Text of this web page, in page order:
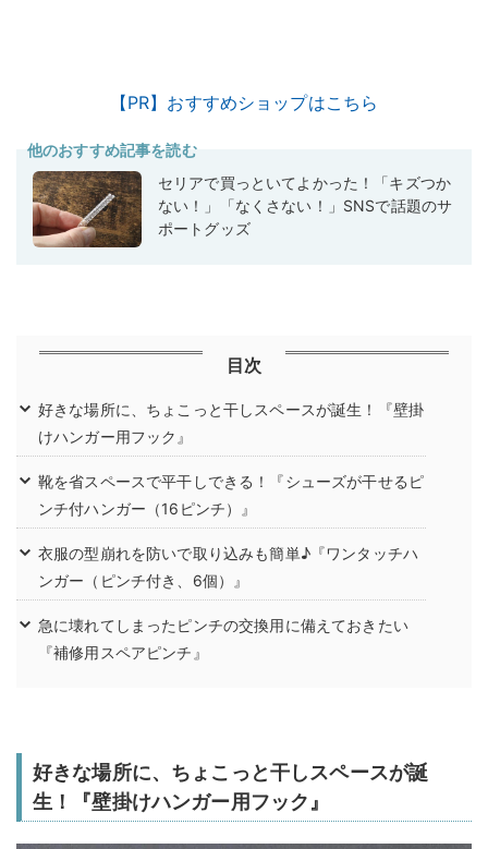
【PR】おすすめショップはこちら
他のおすすめ記事を読む
セリアで買っといてよかった！「キズつか
ない！」「なくさない！」SNSで話題のサ
ポートグッズ
目次
好きな場所に、ちょこっと干しスペースが誕生！『壁掛
けハンガー用フック』
靴を省スペースで平干しできる！『シューズが干せるピ
ンチ付ハンガー（16ピンチ）』
衣服の型崩れを防いで取り込みも簡単♪『ワンタッチハ
ンガー（ピンチ付き、6個）』
急に壊れてしまったピンチの交換用に備えておきたい
『補修用スペアピンチ』
好きな場所に、ちょこっと干しスペースが誕
生！『壁掛けハンガー用フック』